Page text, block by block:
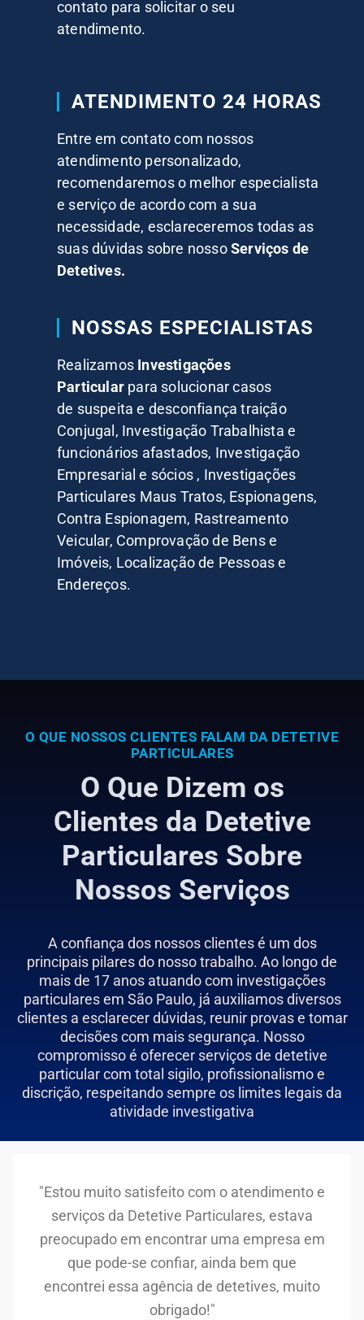
contato para solicitar o seu
atendimento.
ATENDIMENTO 24 HORAS
Entre em contato com nossos
atendimento personalizado,
recomendaremos o melhor especialista
e serviço de acordo com a sua
necessidade, esclareceremos todas as
suas dúvidas sobre nossoServiços de
Detetives.
NOSSAS ESPECIALISTAS
Realizamos Investigações
Particular para solucionar casos
de suspeita e desconfiança traição
Conjugal, Investigação Trabalhista e
funcionários afastados, Investigação
Empresarial e sócios , Investigações
Particulares Maus Tratos, Espionagens,
Contra Espionagem, Rastreamento
Veicular, Comprovação de Bens e
Imóveis, Localização de Pessoas e
Endereços.
O QUE NOSSOS CLIENTES FALAM DA DETETIVE
PARTICULARES
O Que Dizem os
Clientes da Detetive
Particulares Sobre
Nossos Serviços
A confiança dos nossos clientes é um dos
principais pilares do nosso trabalho. Ao longo de
mais de 17 anos atuando com investigações
particulares em São Paulo, já auxiliamos diversos
clientes a esclarecer dúvidas, reunir provas e tomar
decisões com mais segurança. Nosso
compromisso é oferecer serviços de detetive
particular com total sigilo, profissionalismo e
discrição, respeitando sempre os limites legais da
atividade investigativa
"Estou muito satisfeito com o atendimento e
serviços da Detetive Particulares, estava
preocupado em encontrar uma empresa em
que pode-se confiar, ainda bem que
encontrei essa agência de detetives, muito
obrigado!"